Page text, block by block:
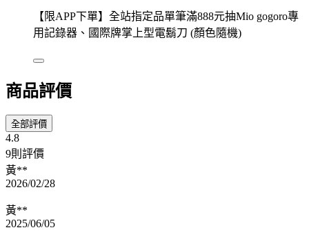
【限APP下單】全站指定品單筆滿888元抽Mio gogoro專
用記錄器、國際牌掌上型電鬍刀 (顏色隨機)
商品評價
全部評價
4.8
9則評價
黃**
2026/02/28
黃**
2025/06/05